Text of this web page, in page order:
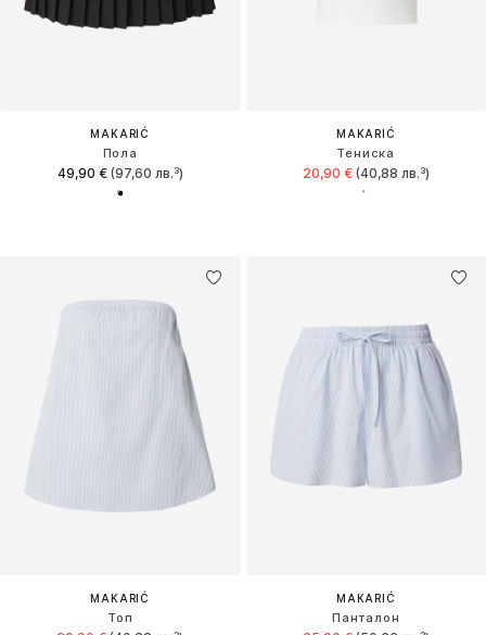
MAKARIĆ
Пола
49,90 €(97,60 лв.³)
MAKARIĆ
Тениска
20,90 €(40,88 лв.³)
MAKARIĆ
Топ
MAKARIĆ
Панталон